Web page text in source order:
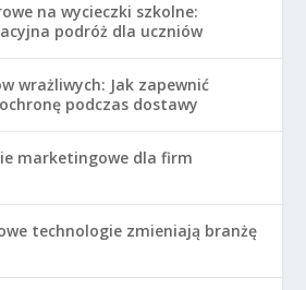
na wycieczki szkolne:
podróż dla uczniów
wrażliwych: Jak zapewnić
podczas dostawy
marketingowe dla firm
technologie zmieniają branżę